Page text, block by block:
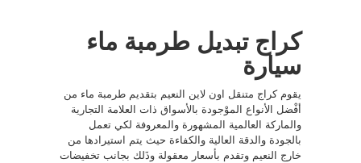
كراج تبديل طرمبة ماء
سيارة
يقوم كراج متنقل اون لاين النعيم بتقديم طرمبة ماء من
أفْضل الأنواع الموْجودة بالأسواق ذات العلامة التجارية
والماركة العالمية المشهورة والمعروفة لكي تعمل
بالجودة والدقة العالية والكفاءة حيث يتم استيرادها من
خارج النعيم وتقدم بأسعار معقولة وذَلك بجانب تخفيضات